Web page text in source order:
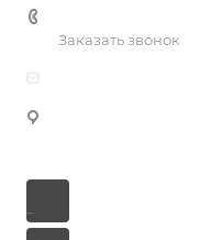
Заказать звонок